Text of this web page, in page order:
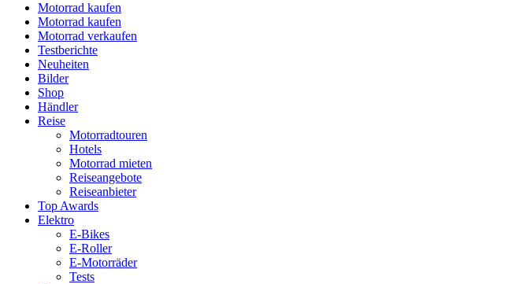
Motorrad kaufen
Motorrad kaufen
Motorrad verkaufen
Testberichte
Neuheiten
Bilder
Shop
Händler
Reise
Motorradtouren
Hotels
Motorrad mieten
Reiseangebote
Reiseanbieter
Top Awards
Elektro
E-Bikes
E-Roller
E-Motorräder
Tests